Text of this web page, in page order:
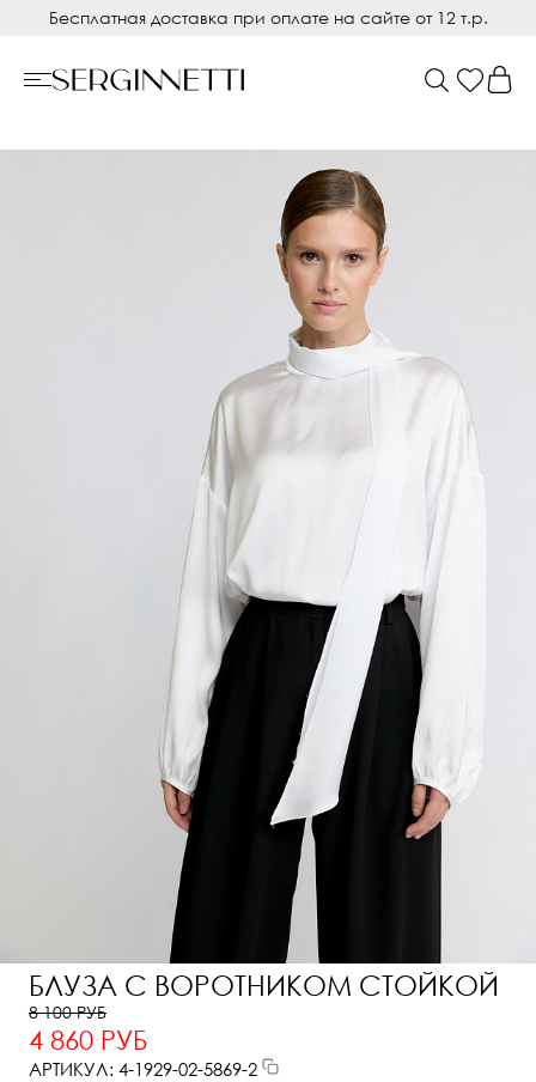
Бесплатная доставка при оплате на сайте от 12 т.р.
БЛУЗА С ВОРОТНИКОМ СТОЙКОЙ
8 100 РУБ
4 860 РУБ
АРТИКУЛ: 4-1929-02-5869-2